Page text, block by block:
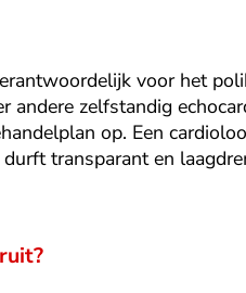
voor het
andere zelfstandig
op. Een
transparant en